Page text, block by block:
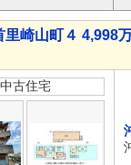
里崎山町４ 4,998
中古住宅